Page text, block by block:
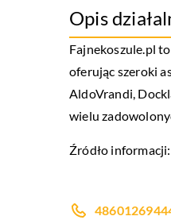
Opis
Fajnekoszule.pl
oferując szeroki
AldoVrandi,
wielu
Źródło informacji: